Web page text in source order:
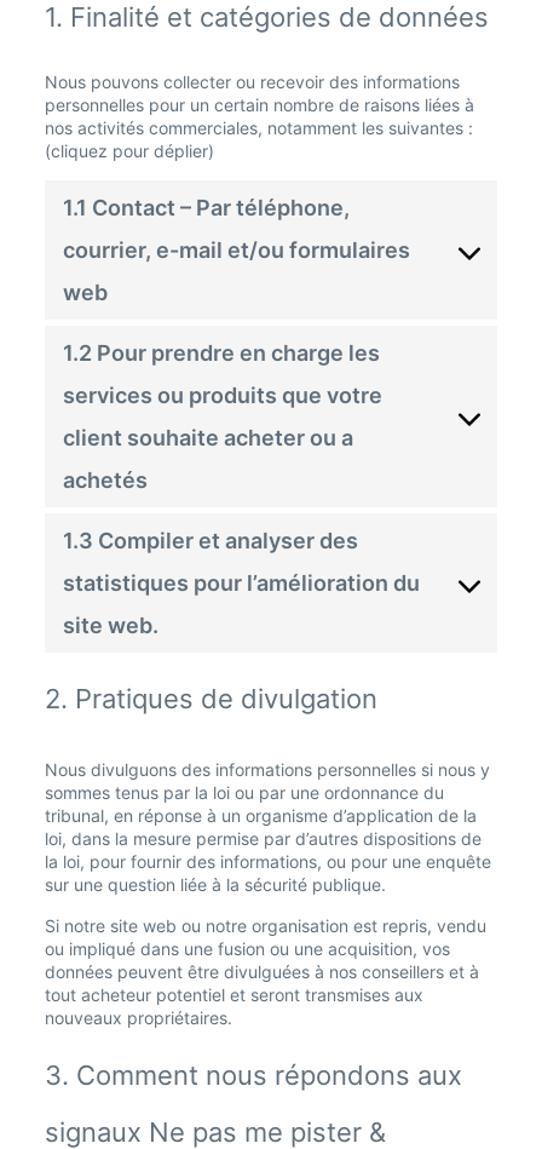
1. Finalité et catégories de données
Nous pouvons collecter ou recevoir des informations
personnelles pour un certain nombre de raisons liées à
nos activités commerciales, notamment les suivantes :
(cliquez pour déplier)
1.1 Contact – Par téléphone,
courrier, e-mail et/ou formulaires
web
1.2 Pour prendre en charge les
services ou produits que votre
client souhaite acheter ou a
achetés
1.3 Compiler et analyser des
statistiques pour l’amélioration du
site web.
2. Pratiques de divulgation
Nous divulguons des informations personnelles si nous y
sommes tenus par la loi ou par une ordonnance du
tribunal, en réponse à un organisme d’application de la
loi, dans la mesure permise par d’autres dispositions de
la loi, pour fournir des informations, ou pour une enquête
sur une question liée à la sécurité publique.
Si notre site web ou notre organisation est repris, vendu
ou impliqué dans une fusion ou une acquisition, vos
données peuvent être divulguées à nos conseillers et à
tout acheteur potentiel et seront transmises aux
nouveaux propriétaires.
3. Comment nous répondons aux
signaux Ne pas me pister &